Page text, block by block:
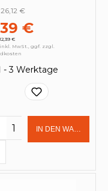
€
€
26,12 €
MwSt., ggf. zzgl.
- 3 Werktage
Anzahl:
IN DEN